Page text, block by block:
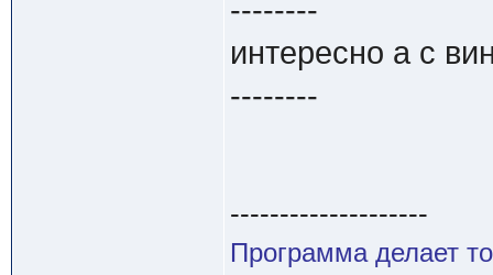
--------
интересно а с
--------
--------------------
Программа делает